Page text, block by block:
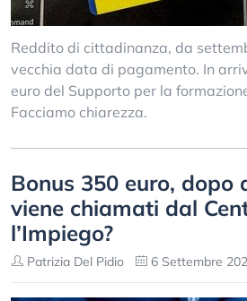
Reddito di cittadinanza, da
vecchia data di pagamento. In
euro del Supporto per la
Facciamo chiarezza.
Bonus 350 euro, dopo
viene chiamati dal
l’Impiego?
Patrizia Del Pidio 6 Settembre